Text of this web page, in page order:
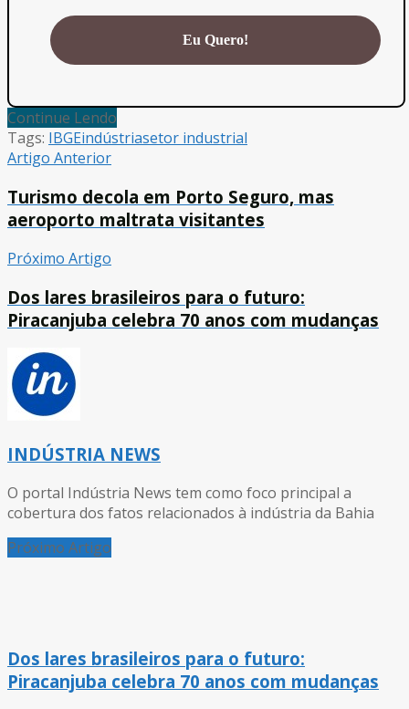
Continue Lendo
Tags: IBGEindústriasetor industrial
Artigo Anterior
Turismo decola em Porto Seguro, mas
aeroporto maltrata visitantes
Próximo Artigo
Dos lares brasileiros para o futuro:
Piracanjuba celebra 70 anos com mudanças
INDÚSTRIA NEWS
O portal Indústria News tem como foco principal a
cobertura dos fatos relacionados à indústria da Bahia
Próximo Artigo
Dos lares brasileiros para o futuro:
Piracanjuba celebra 70 anos com mudanças